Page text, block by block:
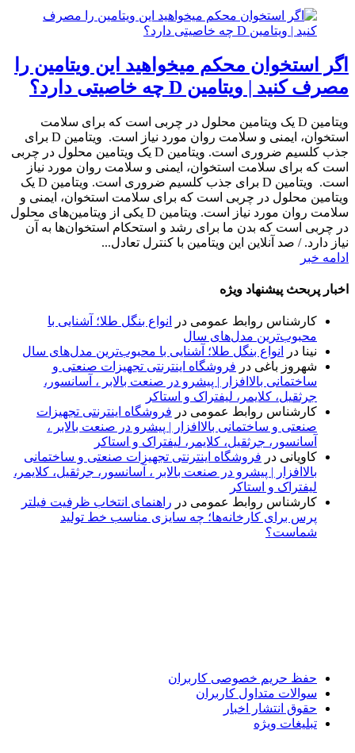
اگر استخوان محکم میخواهید این ویتامین را
مصرف کنید | ویتامین D چه خاصیتی دارد؟
ویتامین D یک ویتامین محلول در چربی است که برای سلامت
استخوان، ایمنی و سلامت روان مورد نیاز است. ویتامین D برای
جذب کلسیم ضروری است. ویتامین D یک ویتامین محلول در چربی
است که برای سلامت استخوان، ایمنی و سلامت روان مورد نیاز
است. ویتامین D برای جذب کلسیم ضروری است. ویتامین D یک
ویتامین محلول در چربی است که برای سلامت استخوان، ایمنی و
سلامت روان مورد نیاز است. ویتامین D یکی از ویتامین‌های محلول
در چربی است که بدن ما برای رشد و استحکام استخوان‌ها به آن
نیاز دارد. / صد آنلاین این ویتامین با کنترل تعادل...
ادامه خبر
اخبار پربحث پیشنهاد ویژه
کارشناس روابط عمومی در
انواع بنگل طلا؛ آشنایی با
محبوب‌ترین مدل‌های سال
نینا در
انواع بنگل طلا؛ آشنایی با محبوب‌ترین مدل‌های سال
شهروز باغی در فروشگاه اینترنتی تجهیزات صنعتی و
ساختمانی بالاافزار | پیشرو در صنعت بالابر ، آسانسور،
جرثقیل، کلایمر، لیفتراک و استاکر
کارشناس روابط عمومی در فروشگاه اینترنتی تجهیزات
صنعتی و ساختمانی بالاافزار | پیشرو در صنعت بالابر ،
آسانسور، جرثقیل، کلایمر، لیفتراک و استاکر
کاویانی در فروشگاه اینترنتی تجهیزات صنعتی و ساختمانی
بالاافزار | پیشرو در صنعت بالابر ، آسانسور، جرثقیل، کلایمر،
لیفتراک و استاکر
کارشناس روابط عمومی در راهنمای انتخاب ظرفیت فیلتر
پرس برای کارخانه‌ها؛ چه سایزی مناسب خط تولید
شماست؟
حفظ حریم خصوصی کاربران
سوالات متداول کاربران
حقوق انتشار اخبار
تبلیغات ویژه